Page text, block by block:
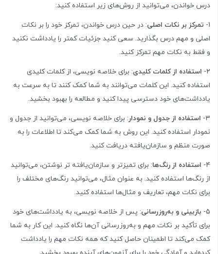
درس خواندن، می‌توانید از روش‌های زیر استفاده کنید:
1- تمرکز بر نکات اصلی: در حین درس خواندن، تمرکز خود را بر نکات
اصلی و مهم درس بگذارید. سعی کنید جزئیات کمتر را یادداشت نکنید
و فقط به نکات مهم تمرکز کنید.
2- استفاده از کلمات کلیدی: برای خلاصه نویسی، از کلمات کلیدی
استفاده کنید. این کلمات می‌توانند به شما کمک کنند تا به سرعت به
یادداشت‌های خود دسترسی پیدا کنید و مطالعه را بهبود بخشید.
3- استفاده از جدول و نمودار : برای خلاصه نویسی، می‌توانید از جدول و
نمودار استفاده کنید. این روش به شما کمک می‌کند تا اطلاعات را به
صورت منظم و سازمان‌یافته دریافت کنید.
4- استفاده از رنگ‌ها: برای تمیزتر و سازمان‌یافته تر نوشتن، می‌توانید
از رنگ‌ها استفاده کنید. به عنوان مثال، می‌توانید رنگ‌های مختلف را
برای نکات مهم، تعاریف و مثال‌ها استفاده کنید.
5- بازبینی و به‌روزرسانی: پس از خلاصه نویسی، به یادداشت‌های خود
برای تأکید بر نکات مهم و به‌روزرسانی آن‌ها نگاه کنید. این کار به شما
کمک می‌کند تا اطمینان حاصل کنید که همه نکات مهم را یادداشت